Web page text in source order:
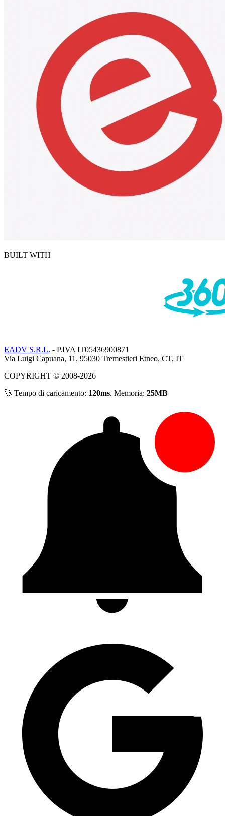
BUILT WITH
EADV S.R.L. - P.IVA IT05436900871
Via Luigi Capuana, 11, 95030 Tremestieri Etneo, CT, IT
COPYRIGHT © 2008-2026
🚀 Tempo di caricamento: 120ms. Memoria: 25MB